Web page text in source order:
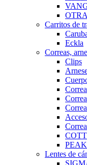
Carritos de
Eckla
Correas,
Clips
Lentes de